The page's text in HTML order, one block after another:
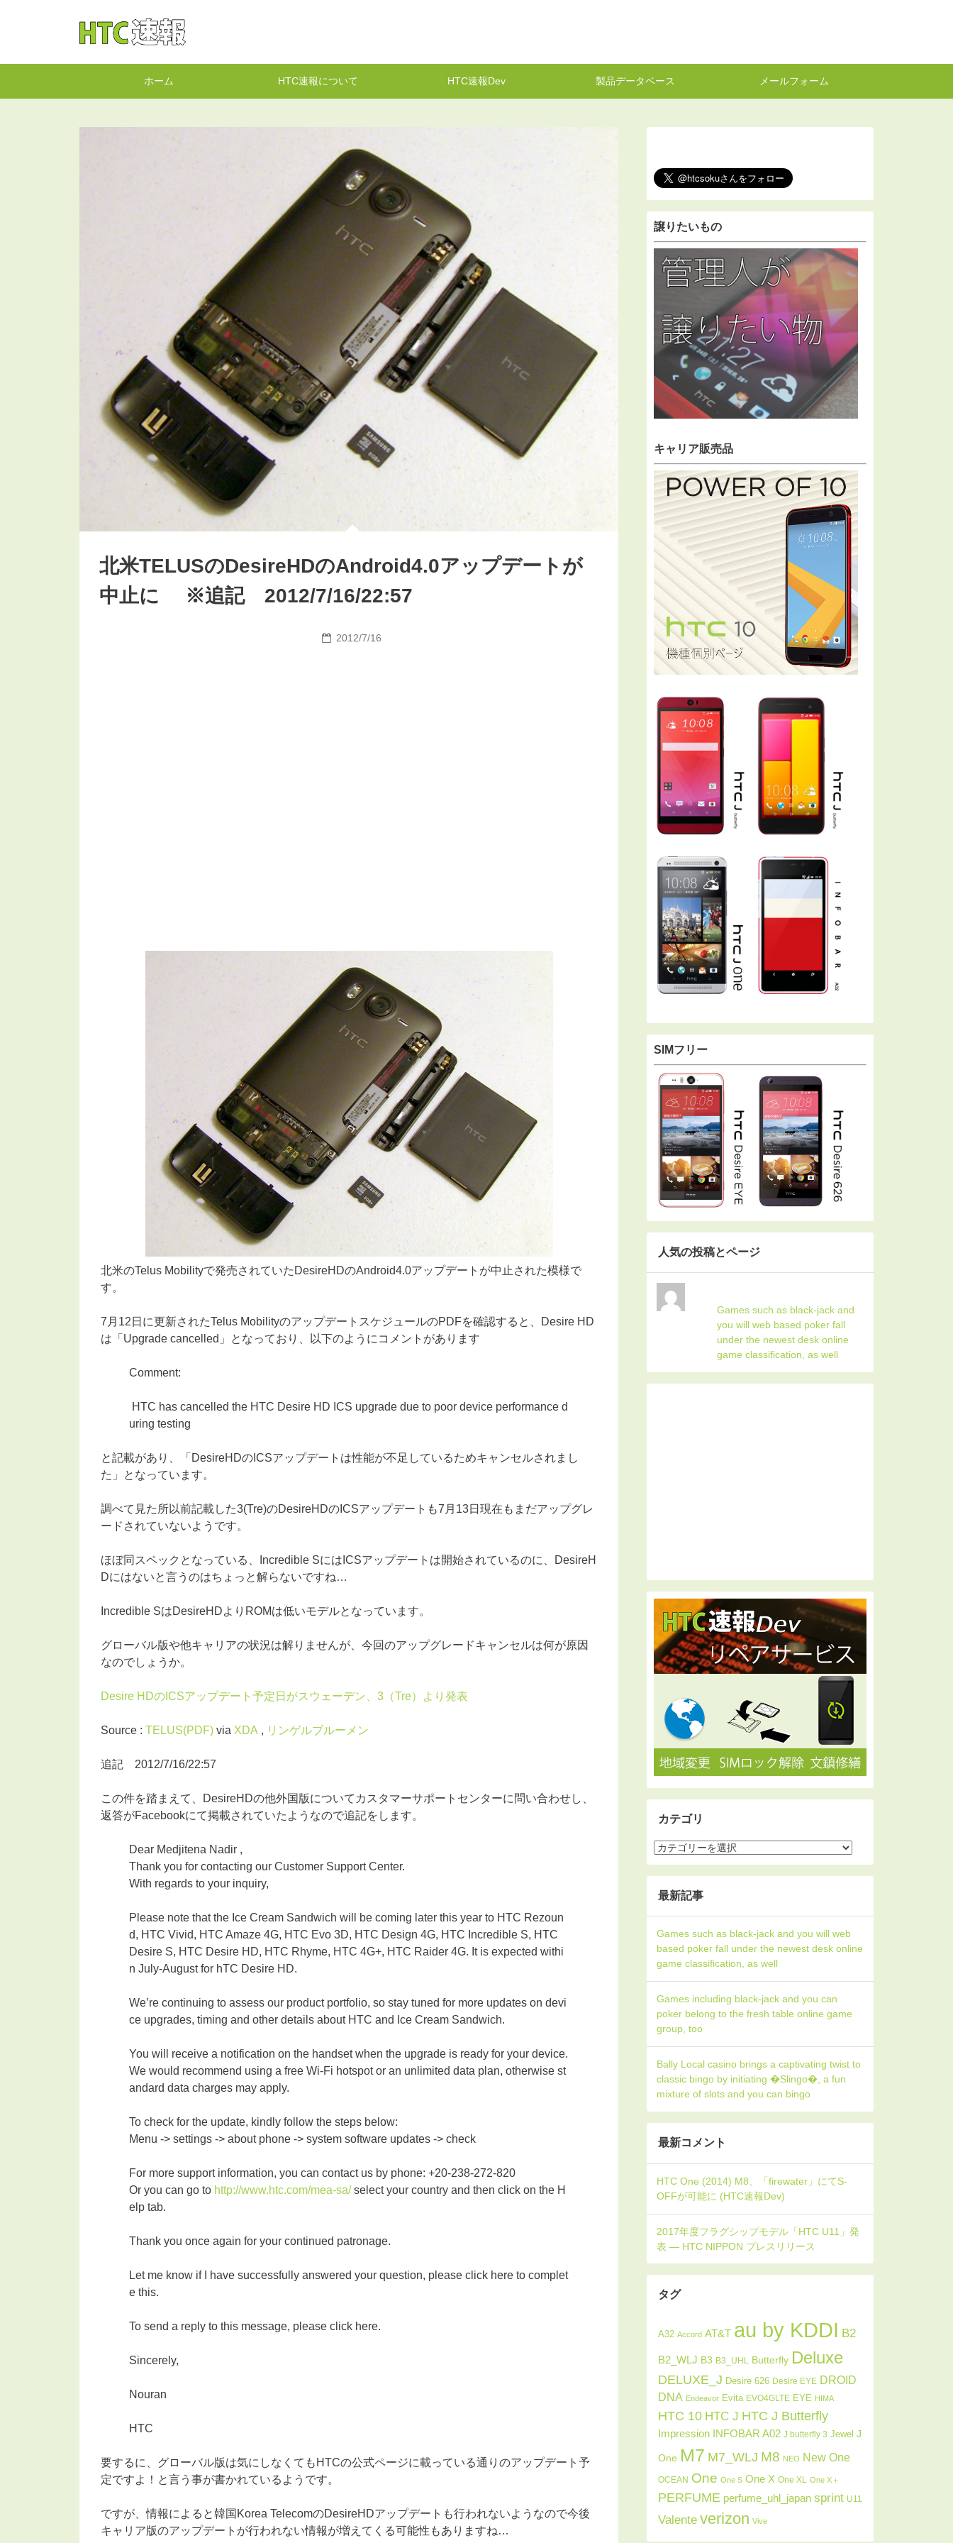
ホーム HTC速報について HTC速報Dev 製品データベース メールフォーム
北米TELUSのDesireHDのAndroid4.0アップデートが
中止に ※追記 2012/7/16/22:57
2012/7/16
北米のTelus Mobilityで発売されていたDesireHDのAndroid4.0アップデートが中止された模様で
す。
7月12日に更新されたTelus MobilityのアップデートスケジュールのPDFを確認すると、Desire HD
は「Upgrade cancelled」となっており、以下のようにコメントがあります
Comment:
HTC has cancelled the HTC Desire HD ICS upgrade due to poor device performance d
uring testing
と記載があり、「DesireHDのICSアップデートは性能が不足しているためキャンセルされまし
た」となっています。
調べて見た所以前記載した3(Tre)のDesireHDのICSアップデートも7月13日現在もまだアップグレ
ードされていないようです。
ほぼ同スペックとなっている、Incredible SにはICSアップデートは開始されているのに、DesireH
Dにはないと言うのはちょっと解らないですね…
Incredible SはDesireHDよりROMは低いモデルとなっています。
グローバル版や他キャリアの状況は解りませんが、今回のアップグレードキャンセルは何が原因
なのでしょうか。
Desire HDのICSアップデート予定日がスウェーデン、3（Tre）より発表
Source : TELUS(PDF) via XDA , リンゲルブルーメン
追記 2012/7/16/22:57
この件を踏まえて、DesireHDの他外国版についてカスタマーサポートセンターに問い合わせし、
返答がFacebookにて掲載されていたようなので追記をします。
Dear Medjitena Nadir ,
Thank you for contacting our Customer Support Center.
With regards to your inquiry,
Please note that the Ice Cream Sandwich will be coming later this year to HTC Rezoun
d, HTC Vivid, HTC Amaze 4G, HTC Evo 3D, HTC Design 4G, HTC Incredible S, HTC
Desire S, HTC Desire HD, HTC Rhyme, HTC 4G+, HTC Raider 4G. It is expected withi
n July-August for hTC Desire HD.
We’re continuing to assess our product portfolio, so stay tuned for more updates on devi
ce upgrades, timing and other details about HTC and Ice Cream Sandwich.
You will receive a notification on the handset when the upgrade is ready for your device.
We would recommend using a free Wi-Fi hotspot or an unlimited data plan, otherwise st
andard data charges may apply.
To check for the update, kindly follow the steps below:
Menu -> settings -> about phone -> system software updates -> check
For more support information, you can contact us by phone: +20-238-272-820
Or you can go to http://www.htc.com/mea-sa/select your country and then click on the H
elp tab.
Thank you once again for your continued patronage.
Let me know if I have successfully answered your question, please click here to complet
e this.
To send a reply to this message, please click here.
Sincerely,
Nouran
HTC
要するに、グローバル版は気にしなくてもHTCの公式ページに載っている通りのアップデート予
定ですよ！と言う事が書かれているようです。
ですが、情報によると韓国Korea TelecomのDesireHDアップデートも行われないようなので今後
キャリア版のアップデートが行われない情報が増えてくる可能性もありますね…
譲りたいもの
キャリア販売品
SIMフリー
人気の投稿とページ
Games such as black-jack and
you will web based poker fall
under the newest desk online
game classification, as well
カテゴリ
最新記事
Games such as black-jack and you will web
based poker fall under the newest desk online
game classification, as well
Games including black-jack and you can
poker belong to the fresh table online game
group, too
Bally Local casino brings a captivating twist to
classic bingo by initiating �Slingo�, a fun
mixture of slots and you can bingo
最新コメント
タグ
A32 Accord AT&T au by KDDI B2
B2_WLJ B3 B3_UHL Butterfly Deluxe
DELUXE_J Desire 626 Desire EYE DROID
DNA Endeavor Evita EVO4GLTE EYE HIMA
HTC 10 HTC J HTC J Butterfly
Impression INFOBAR A02 J butterfly 3 Jewel J
One M7 M7_WLJ M8 NEO New One
OCEAN One One S One X One XL One X＋
PERFUME perfume_uhl_japan sprint U11
Valente verizon Vive